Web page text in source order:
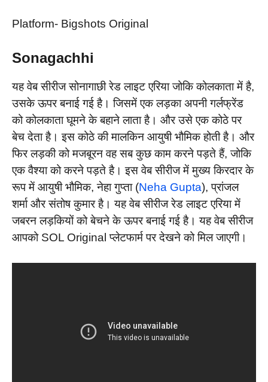
Platform- Bigshots Original
Sonagachhi
यह वेब सीरीज सोनागाछी रेड लाइट एरिया जोकि कोलकाता में है,
उसके ऊपर बनाई गई है। जिसमें एक लड़का अपनी गर्लफ्रेंड
को कोलकाता घूमने के बहाने लाता है। और उसे एक कोठे पर
बेच देता है। इस कोठे की मालकिन आयुषी भौमिक होती है। और
फिर लड़की को मजबूरन वह सब कुछ काम करने पड़ते हैं, जोकि
एक वैश्या को करने पड़ते है। इस वेब सीरीज में मुख्य किरदार के
रूप में आयुषी भौमिक, नेहा गुप्ता (Neha Gupta), प्रांजल
शर्मा और संतोष कुमार है। यह वेब सीरीज रेड लाइट एरिया में
जबरन लड़कियों को बेचने के ऊपर बनाई गई है। यह वेब सीरीज
आपको SOL Original प्लेटफार्म पर देखने को मिल जाएगी।